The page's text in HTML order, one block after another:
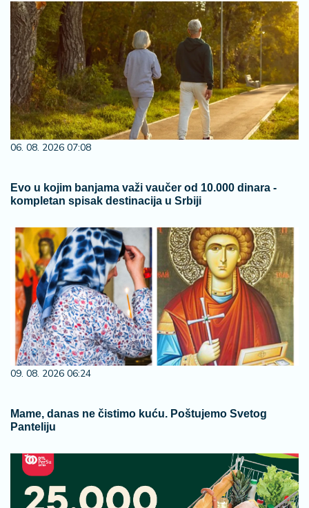
06. 08. 2026 07:08
Evo u kojim banjama važi vaučer od 10.000 dinara -
kompletan spisak destinacija u Srbiji
09. 08. 2026 06:24
Mame, danas ne čistimo kuću. Poštujemo Svetog
Panteliju